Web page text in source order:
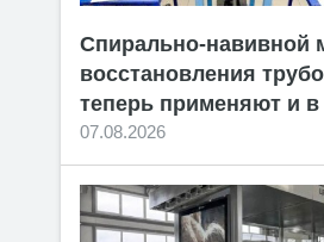
Спирально-навивной
восстановления
теперь применяют и в
07.08.2026